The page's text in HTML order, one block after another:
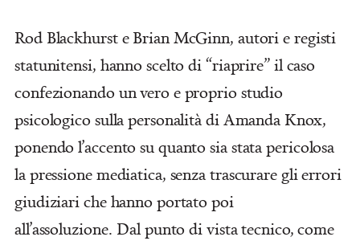
Rod Blackhurst e Brian McGinn, autori e registi
statunitensi, hanno scelto di “riaprire” il caso
confezionando un vero e proprio studio
psicologico sulla personalità di Amanda Knox,
ponendo l’accento su quanto sia stata pericolosa
la pressione mediatica, senza trascurare gli errori
giudiziari che hanno portato poi
all’assoluzione. Dal punto di vista tecnico, come